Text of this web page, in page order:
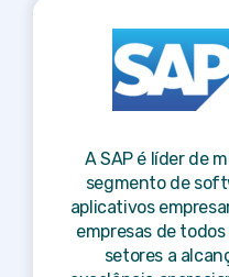
A SAP é líder de
segmento de
aplicativos
empresas de
setores a